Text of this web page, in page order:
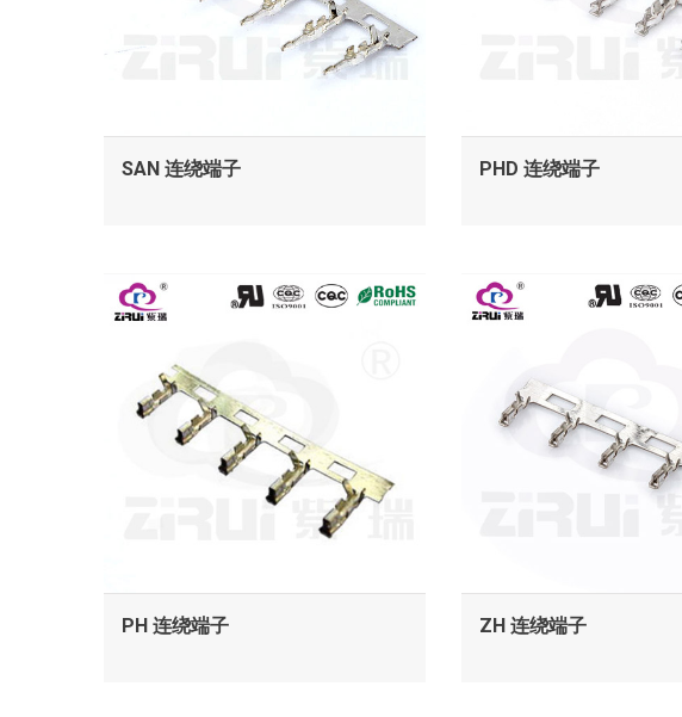
SAN 连绕端子 PHD 连绕端子
查看
PH 连绕端子
查看
ZH 连绕端子